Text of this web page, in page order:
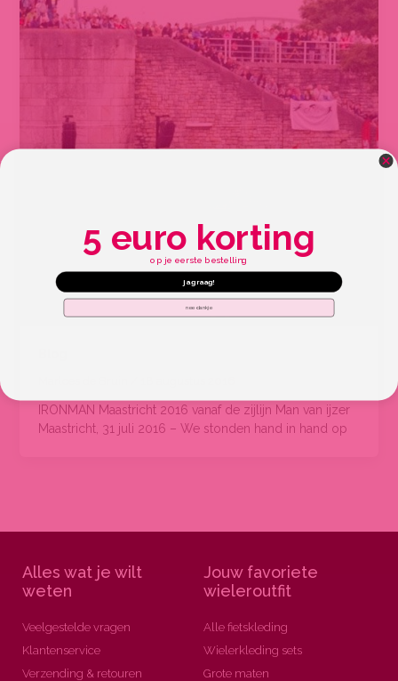
IRONMAN Maastricht 2016 vanaf de zijlijn Man van ijzer
Maastricht, 31 juli 2016 – We stonden hand in hand op
Alles wat je wilt
weten
Veelgestelde vragen
Klantenservice
Verzending & retouren
Jouw favoriete
wieleroutfit
Alle fietskleding
Wielerkleding sets
Grote maten
5 euro korting
op je eerste bestelling
ja graag!
nee dankje